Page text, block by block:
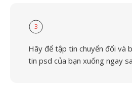
3
Hãy để tập tin chuyển đổi và
tin psd của bạn xuống ngay